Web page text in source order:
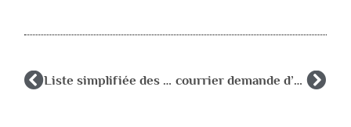
Liste simplifiée des DD 2024 2025 courrier demande d’autorisation pour le congrès d’Epinal